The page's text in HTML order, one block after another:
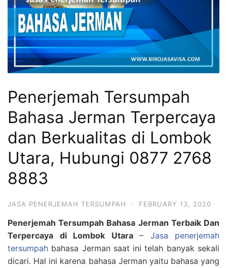
Penerjemah Tersumpah
Bahasa Jerman Terpercaya
dan Berkualitas di Lombok
Utara, Hubungi 0877 2768
8883
JASA PENERJEMAH TERSUMPAH · FEBRUARY 13, 2020
Penerjemah Tersumpah Bahasa Jerman Terbaik Dan
Terpercaya di Lombok Utara – Jasa penerjemah
tersumpah bahasa Jerman saat ini telah banyak sekali
dicari. Hal ini karena bahasa Jerman yaitu bahasa yang